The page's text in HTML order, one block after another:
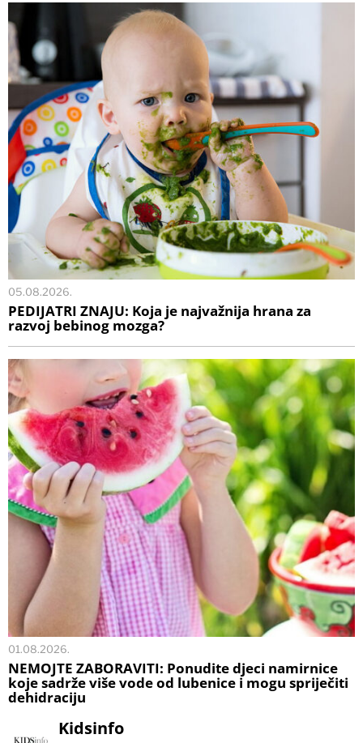
05.08.2026.
PEDIJATRI ZNAJU: Koja je najvažnija hrana za
razvoj bebinog mozga?
01.08.2026.
NEMOJTE ZABORAVITI: Ponudite djeci namirnice
koje sadrže više vode od lubenice i mogu spriječiti
dehidraciju
Kidsinfo